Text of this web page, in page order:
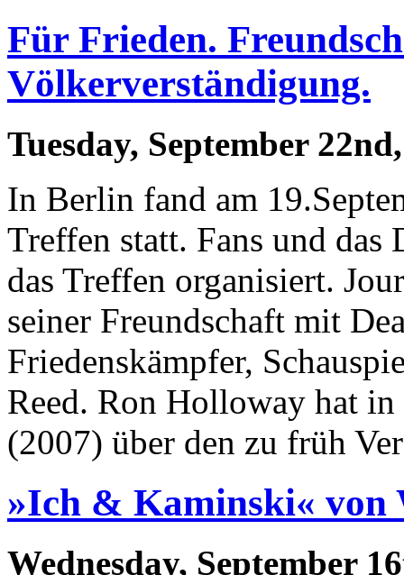
Für Frieden.
Völkerverständigung.
Tuesday, September
In Berlin fand am
Treffen statt. Fans und das
das Treffen organisiert.
seiner Freundschaft mit
Friedenskämpfer,
Reed. Ron Holloway hat
(2007) über den zu früh
»Ich & Kaminski« von
Wednesday, September